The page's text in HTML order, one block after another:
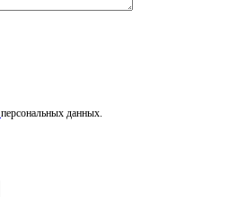
персональных данных.